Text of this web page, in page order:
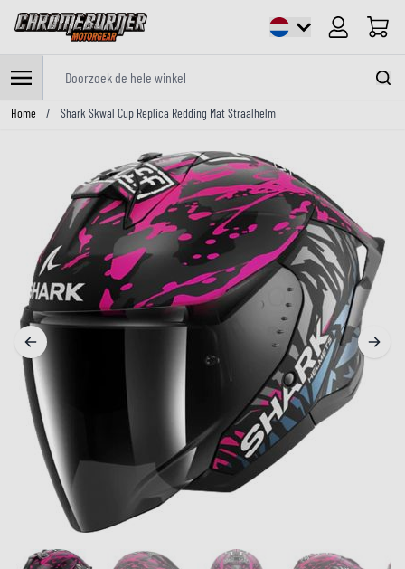
Cart
Ga naar de inhoud
Home / Shark Skwal Cup Replica Redding Mat Straalhelm